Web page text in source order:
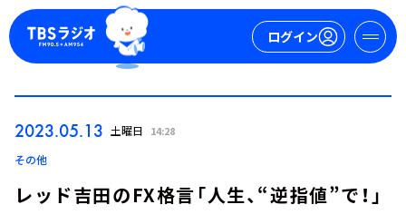
ログイン
2023.05.13 土曜日 14:28
その他
レッド吉田のFX格言「人生、“逆指値”で！」